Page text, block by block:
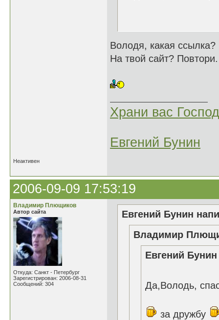
Володя, какая ссылка?
На твой сайт? Повтори.
Храни вас
Евгений Бунин
Неактивен
2006-09-09 17:53:19
Владимир Плющиков
Автор сайта
Откуда: Санкт - Петербург
Зарегистрирован: 2006-08-31
Сообщений: 304
Евгений Бунин
Владимир
Евгений
Да,Володь,
за дружбу